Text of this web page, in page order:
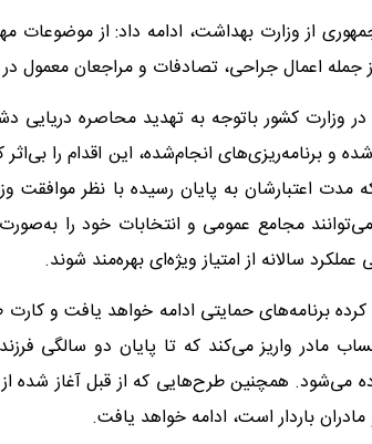
از وزارت بهداشت، ادامه داد: از
اعمال جراحی، تصادفات و مراجعان معمول در
وزارت کشور باتوجه به تهدید محاصره دریایی
و برنامه‌ریزی‌های انجام‌شده، این اقدام را
مجامع عمومی و انتخابات خود را به‌صورت
عملکرد سالانه از امتیاز ویژه‌ای بهره‌مند شوند.
تومان به حساب مادر واریز می‌کند که تا پایان دو
می‌شود. همچنین طرح‌هایی که از قبل آغاز شده
باردار است، ادامه خواهد یافت.